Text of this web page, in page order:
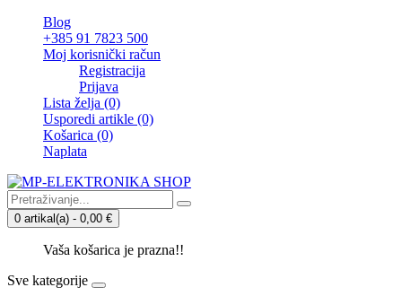
Blog
+385 91 7823 500
Moj korisnički račun
Registracija
Prijava
Lista želja (0)
Usporedi artikle (0)
Košarica (0)
Naplata
0 artikal(a) - 0,00 €
Vaša košarica je prazna!!
Sve kategorije